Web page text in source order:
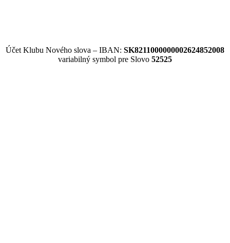
Účet Klubu Nového slova – IBAN: SK8211000000002624852008
variabilný symbol pre Slovo 52525